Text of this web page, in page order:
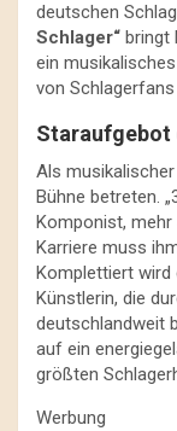
deutschen
Schlager“ bringt
ein
von
Staraufgebot
Als
Bühne betreten.
Komponist, mehr
Karriere muss
Komplettiert wird
Künstlerin, die
deutschlandweit
auf ein
größten
Werbung